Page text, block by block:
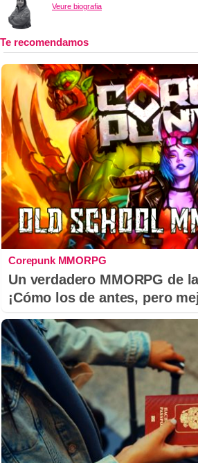
Veure biografia
Corepunk MMORPG
Un verdadero MMORPG de
¡Cómo los de antes, pero